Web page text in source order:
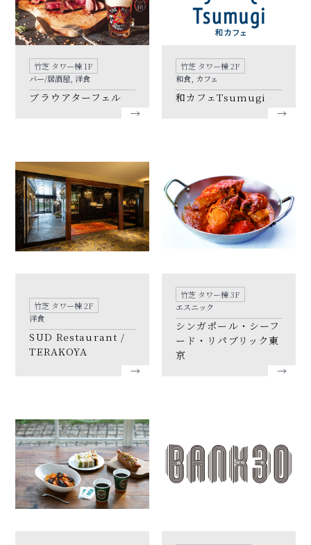
竹芝 タワー棟 1F
バー/居酒屋, 洋食
ブラウアターフェル
竹芝 タワー棟 2F
和食, カフェ
和カフェTsumugi
竹芝 タワー棟 2F
洋食
SUD Restaurant /
TERAKOYA
竹芝 タワー棟 3F
エスニック
シンガポール・シーフ
ード・リパブリック東
京